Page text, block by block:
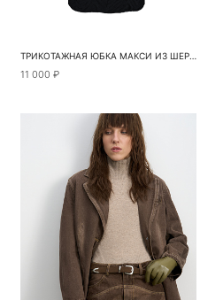
ТРИКОТАЖНАЯ ЮБКА МАКСИ ИЗ ШЕРСТИ
11 000 ₽